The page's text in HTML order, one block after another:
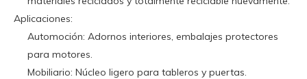
Aplicaciones:
Automoción: Adornos interiores, embalajes protectores
para motores.
Mobiliario: Núcleo ligero para tableros y puertas.